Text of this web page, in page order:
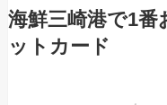
海鮮三崎港で1番
ットカード